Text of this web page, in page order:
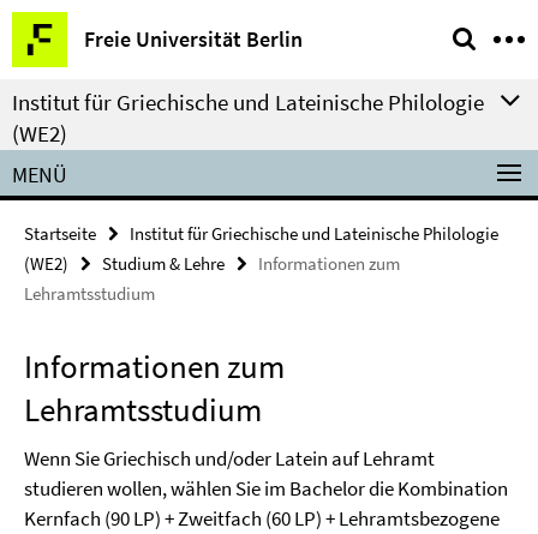
Springe
direkt
zu
Inhalt
Freie Universität Berlin
Service-
Navigation
Institut für Griechische und Lateinische Philologie
(WE2)
MENÜ
Startseite
Institut für Griechische und Lateinische Philologie
(WE2)
Studium & Lehre
Informationen zum
Lehramtsstudium
Informationen zum
Lehramtsstudium
Wenn Sie Griechisch und/oder Latein auf Lehramt
studieren wollen, wählen Sie im Bachelor die Kombination
Kernfach (90 LP) + Zweitfach (60 LP) + Lehramtsbezogene